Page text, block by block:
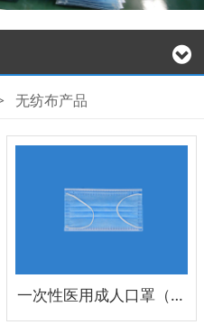
无纺布产品
一次性医用成人口罩（TYPE I/TYPE II/TYPE IIR）